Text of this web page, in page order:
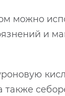
можно
и